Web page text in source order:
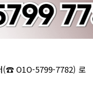
(☎ O1O-5799-7782) 로